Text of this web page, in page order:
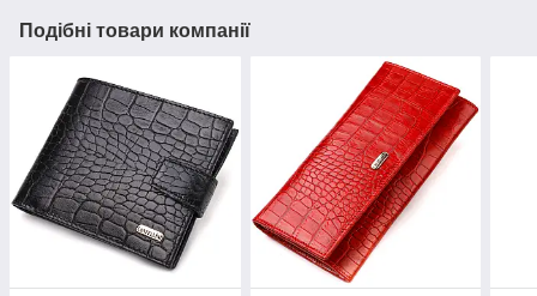
Подібні товари компанії